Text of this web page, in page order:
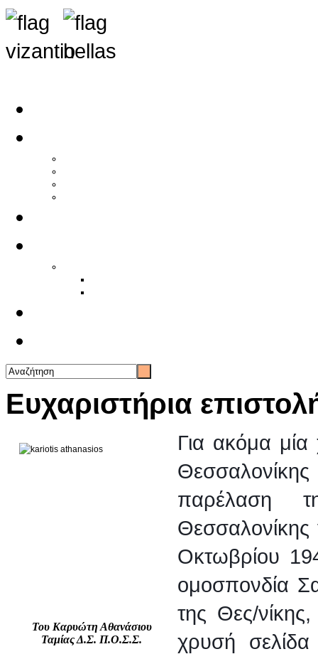
Ευχαριστήρια
Του Καρυώτη Αθανάσιου
Ταμίας Δ.Σ. Π.Ο.Σ.Σ.
Για ακόμα
παρέλαση
Θεσσαλονίκης
Οκτωβρίου
ομοσπονδία
της Θες/
χρυσή σελίδα